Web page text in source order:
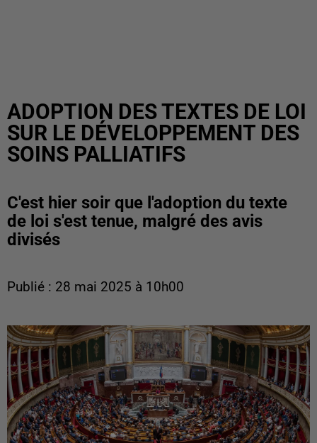
ADOPTION DES TEXTES DE LOI
SUR LE DÉVELOPPEMENT DES
SOINS PALLIATIFS
C'est hier soir que l'adoption du texte
de loi s'est tenue, malgré des avis
divisés
Publié : 28 mai 2025 à 10h00